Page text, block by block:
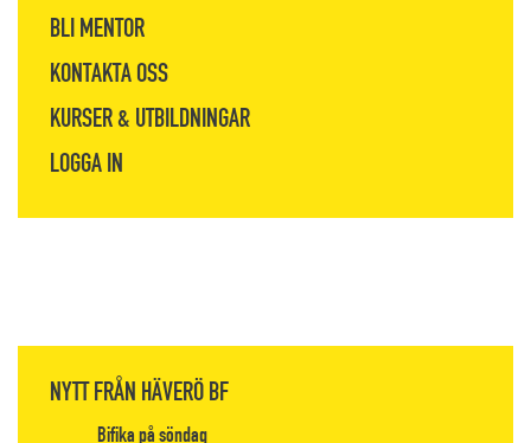
BLI MENTOR
KONTAKTA OSS
KURSER & UTBILDNINGAR
LOGGA IN
NYTT FRÅN HÄVERÖ BF
Bifika på söndag